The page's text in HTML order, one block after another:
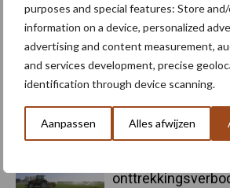
purposes and special features: Store
information on a device, personalized
advertising and content measurement,
and services development, precise
identification through device scanning.
Aanpassen Alles afwijzen
6 aug
"Hoge
voor kouters"
5 aug
Nieuwe compacte
pootcombinatie